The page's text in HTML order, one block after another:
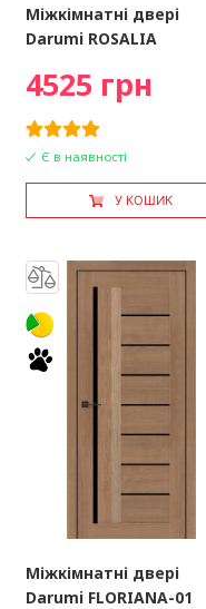
Міжкімнатні двері
Darumi ROSALIA
4525 грн
Є в наявності
У КОШИК
Міжкімнатні двері
Darumi FLORIANA-01